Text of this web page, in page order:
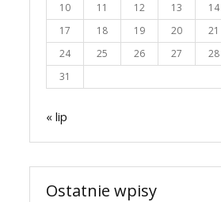
10
11 12 13 14
17
18 19 20 21
24
25 26 27 28
31
« lip
Ostatnie wpisy